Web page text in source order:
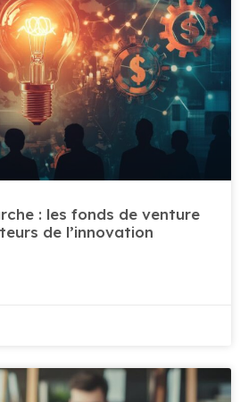
: les fonds de venture
de l’innovation